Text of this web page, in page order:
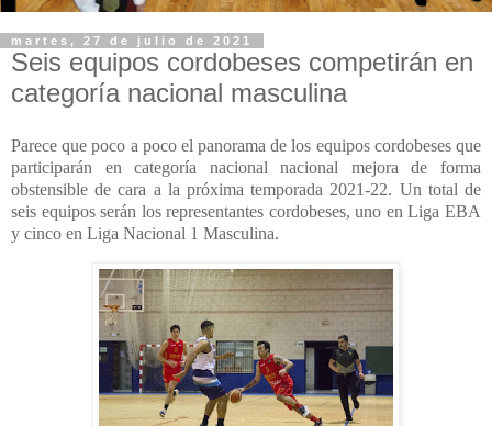
martes, 27 de julio de 2021
Seis equipos cordobeses competirán en
categoría nacional masculina
Parece que poco a poco el panorama de los equipos cordobeses que
participarán en categoría nacional nacional mejora de forma
obstensible de cara a la próxima temporada 2021-22. Un total de
seis equipos serán los representantes cordobeses, uno en Liga EBA
y cinco en Liga Nacional 1 Masculina.